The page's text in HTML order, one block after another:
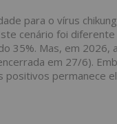
para o vírus
cenário foi
35%. Mas, em
em 27/6).
permanece